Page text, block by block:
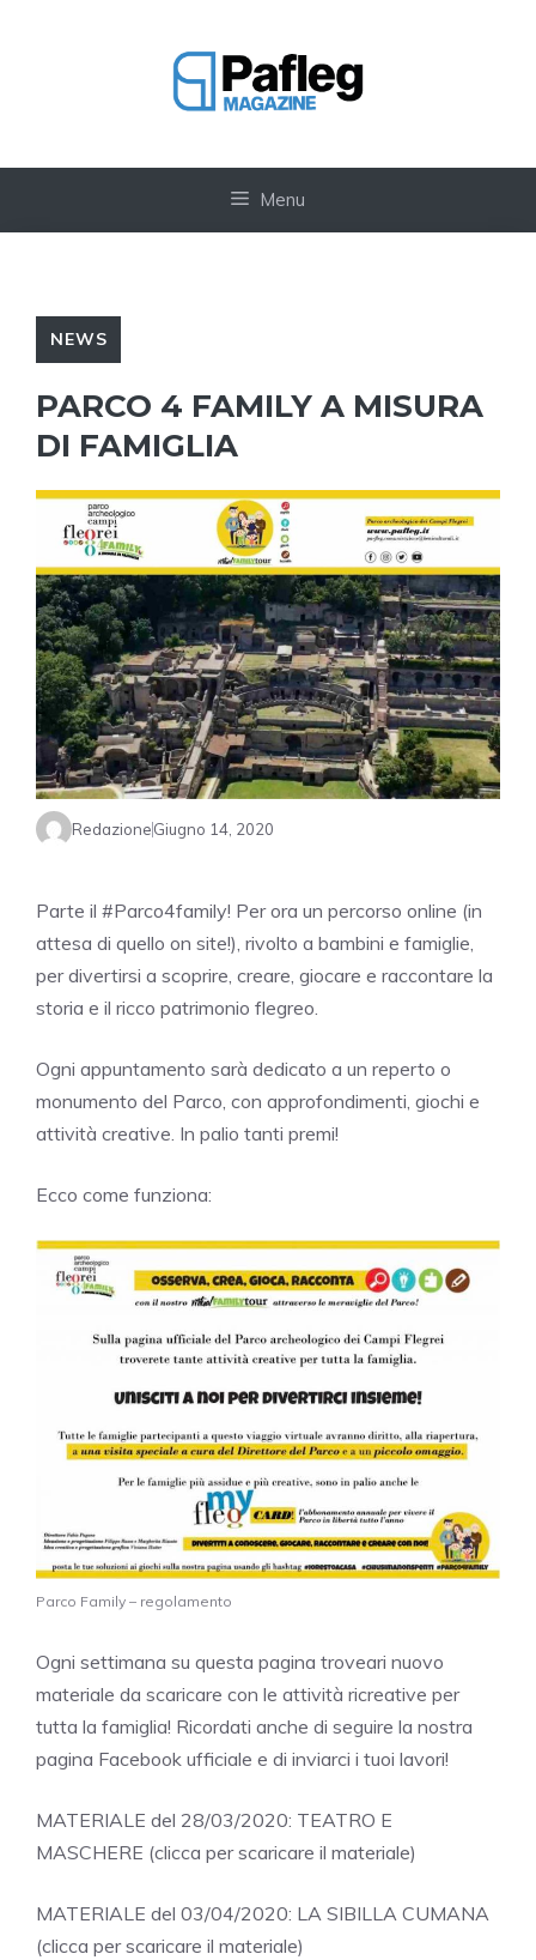
Menu
NEWS
PARCO 4 FAMILY A MISURA
DI FAMIGLIA
RedazioneGiugno 14, 2020
Parte il #Parco4family! Per ora un percorso online (in
attesa di quello on site!), rivolto a bambini e famiglie,
per divertirsi a scoprire, creare, giocare e raccontare la
storia e il ricco patrimonio flegreo.
Ogni appuntamento sarà dedicato a un reperto o
monumento del Parco, con approfondimenti, giochi e
attività creative. In palio tanti premi!
Ecco come funziona:
Parco Family – regolamento
Ogni settimana su questa pagina troveari nuovo
materiale da scaricare con le attività ricreative per
tutta la famiglia! Ricordati anche di seguire la nostra
pagina Facebook ufficiale e di inviarci i tuoi lavori!
MATERIALE del 28/03/2020: TEATRO E
MASCHERE (clicca per scaricare il materiale)
MATERIALE del 03/04/2020: LA SIBILLA CUMANA
(clicca per scaricare il materiale)